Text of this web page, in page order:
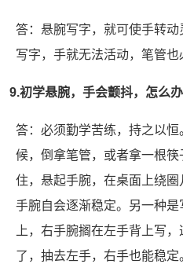
答：悬腕写字，就可使手转
写字，手就无法活动，笔管也
9.初学悬腕，手会颤抖，怎么办
答：必须勤学苦练，持之以
候，倒拿笔管，或者拿一根
住，悬起手腕，在桌面上绕圈
手腕自会逐渐稳定。另一种
上，右手腕搁在左手背上写
了，抽去左手，右手也能稳